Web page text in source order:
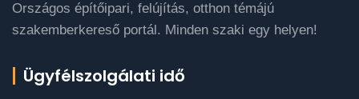
Országos építőipari, felújítás, otthon témájú
szakemberkereső portál. Minden szaki egy helyen!
Ügyfélszolgálati idő